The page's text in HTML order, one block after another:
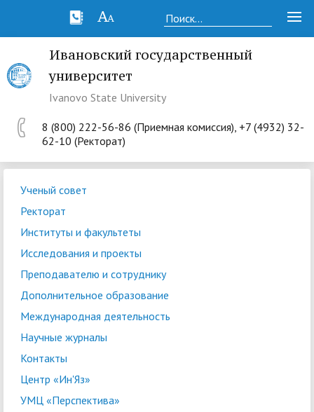
Ивановский государственный
университет
Ivanovo State University
8 (800) 222-56-86 (Приемная комиссия), +7 (4932) 32-
62-10 (Ректорат)
Ученый совет
Ректорат
Институты и факультеты
Исследования и проекты
Преподавателю и сотруднику
Дополнительное образование
Международная деятельность
Научные журналы
Контакты
Центр «Ин'Яз»
УМЦ «Перспектива»